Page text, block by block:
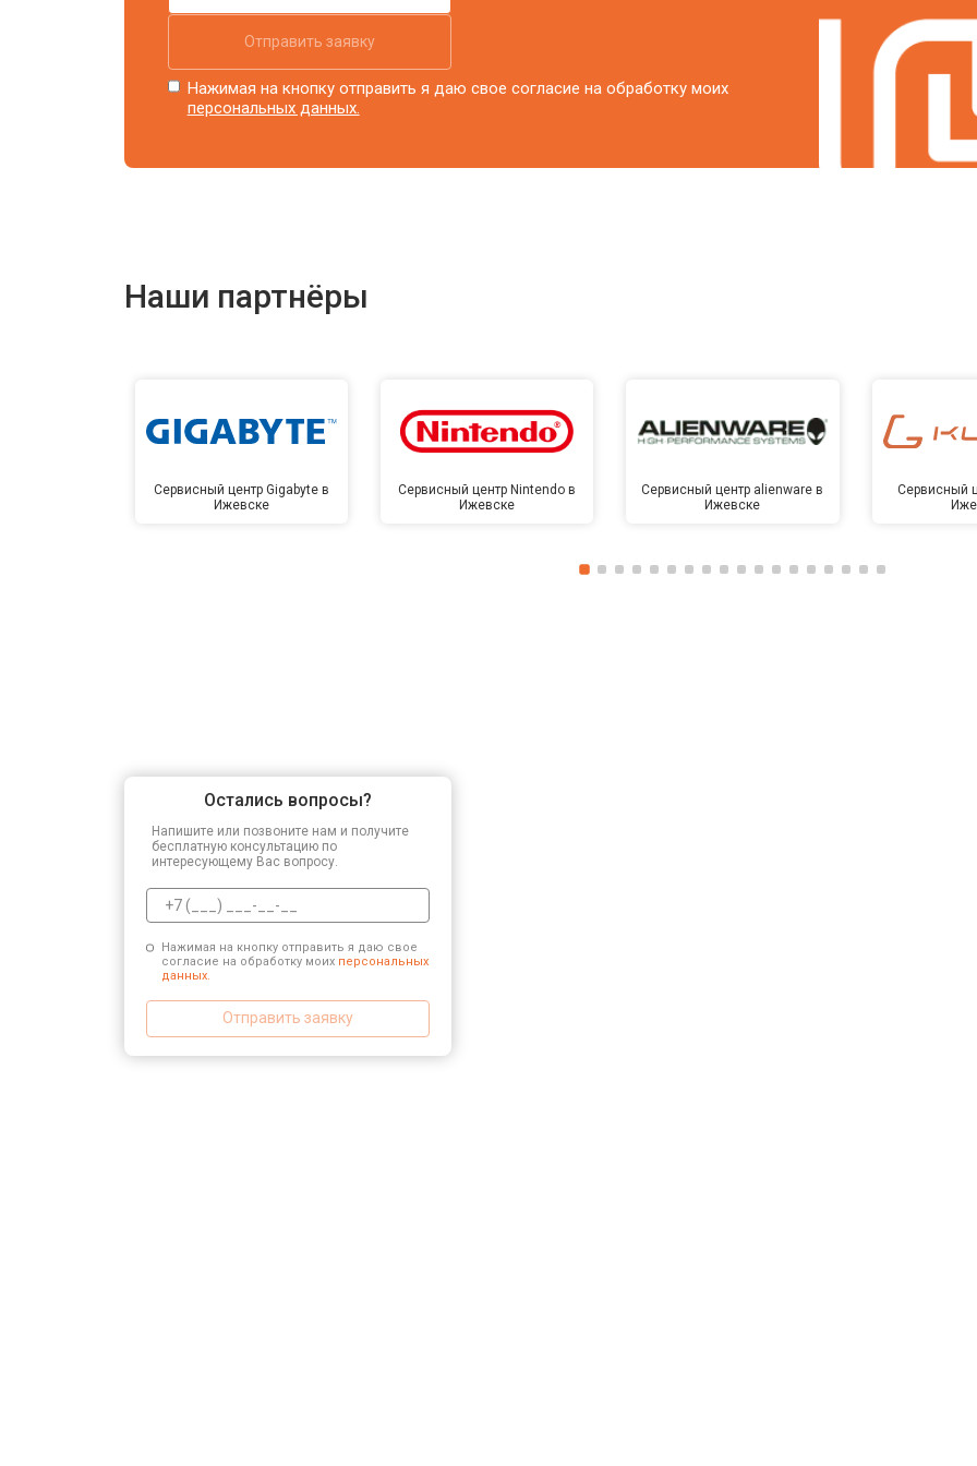
Отправить заявку
Нажимая на кнопку отправить я даю свое согласие на обработку моих
персональных данных.
Наши партнёры
Сервисный центр Gigabyte в
Ижевске
Сервисный центр Nintendo в
Ижевске
Сервисный центр alienware в
Ижевске
Сервисный
Остались вопросы?
Напишите или позвоните нам и получите
бесплатную консультацию по
интересующему Вас вопросу.
Нажимая на кнопку отправить я даю свое
согласие на обработку моих персональных
данных.
Отправить заявку